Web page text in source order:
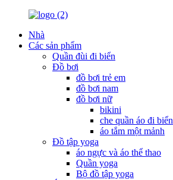
Nhà
Các sản phẩm
Quần đùi đi biển
Đồ bơi
đồ bơi trẻ em
đồ bơi nam
đồ bơi nữ
bikini
che quần áo đi biển
áo tắm một mảnh
Đồ tập yoga
áo ngực và áo thể thao
Quần yoga
Bộ đồ tập yoga